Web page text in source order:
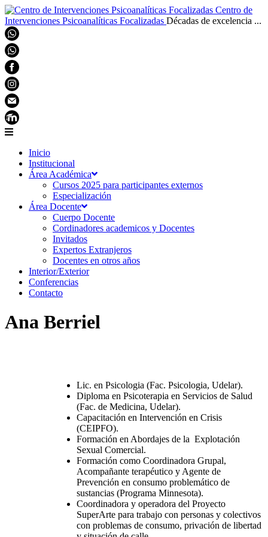
Centro de
Intervenciones Psicoanalíticas Focalizadas Décadas de excelencia ...
Inicio
Institucional
Área Académica
Cursos 2025 para participantes externos
Especialización
Área Docente
Cuerpo Docente
Cordinadores academicos y Docentes
Invitados
Expertos Extranjeros
Docentes en otros años
Interior/Exterior
Conferencias
Contacto
Ana Berriel
Lic. en Psicologia (Fac. Psicologia, Udelar).
Diploma en Psicoterapia en Servicios de Salud
(Fac. de Medicina, Udelar).
Capacitación en Intervención en Crisis
(CEIPFO).
Formación en Abordajes de la Explotación
Sexual Comercial.
Formación como Coordinadora Grupal,
Acompañante terapéutico y Agente de
Prevención en consumo problemático de
sustancias (Programa Minnesota).
Coordinadora y operadora del Proyecto
SuperArte para trabajo con personas y colectivos
con problemas de consumo, privación de libertad